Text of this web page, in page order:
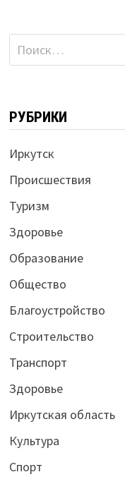
Найти:
РУБРИКИ
Иркутск
Происшествия
Туризм
Здоровье
Образование
Общество
Благоустройство
Строительство
Транспорт
Здоровье
Иркутская область
Культура
Спорт